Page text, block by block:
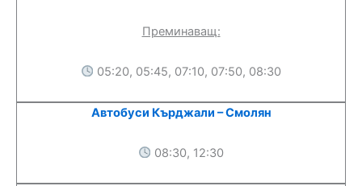
Преминаващ:
05:20, 05:45, 07:10, 07:50, 08:30
Автобуси Кърджали – Смолян
08:30, 12:30